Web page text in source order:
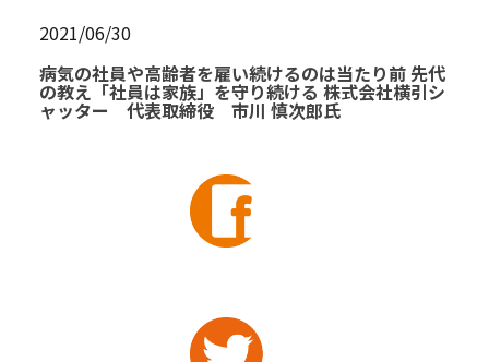
2021/06/30
病気の社員や高齢者を雇い続けるのは当たり前 先代
の教え「社員は家族」を守り続ける 株式会社横引シ
ャッター 代表取締役 市川 慎次郎氏